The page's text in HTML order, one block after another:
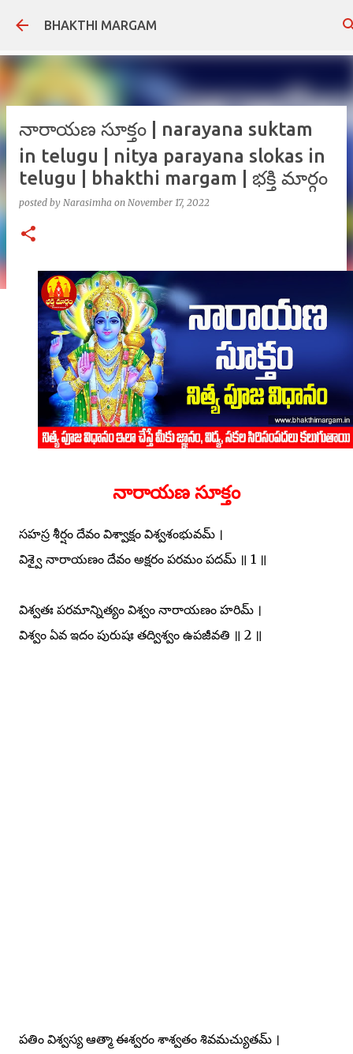
Skip to main content
BHAKTHI MARGAM
నారాయణ సూక్తం | narayana suktam
in telugu | nitya parayana slokas in
telugu | bhakthi margam | భక్తి మార్గం
posted by Narasimha on November 17, 2022
నారాయణ సూక్తం
సహస్ర శీర్షం దేవం విశ్వాక్షం విశ్వశంభువమ్ ।
విశ్వై నారాయణం దేవం అక్షరం పరమం పదమ్ ॥ 1 ॥
విశ్వతః పరమాన్నిత్యం విశ్వం నారాయణం హరిమ్ ।
విశ్వం ఏవ ఇదం పురుషః తద్విశ్వం ఉపజీవతి ॥ 2 ॥
పతిం విశ్వస్య ఆత్మా ఈశ్వరం శాశ్వతం శివమచ్యుతమ్ ।